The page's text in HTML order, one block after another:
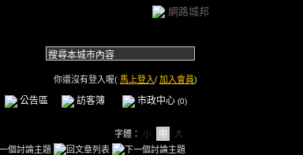
網路城邦
你還沒有登入喔( 馬上登入/ 加入會員)
公告區 訪客簿 市政中心 (0)
字體： 小 中
大